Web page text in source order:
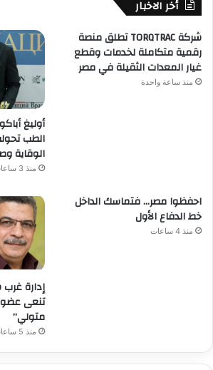
أخر الاخبار
شركة TORQTRAC تطلق منصة
رقمية متكاملة لخدمات وقطع
غيار المعدات الثقيلة في مصر
منذ ساعة واحدة
الطب
الوقاية
منذ 3 ساعات
احفظوا مصر… فتماسك الداخل
خط الدفاع الأول
منذ 4 ساعات
إدارة غرب
تنعى عضو
متولي”
منذ 5 ساعات